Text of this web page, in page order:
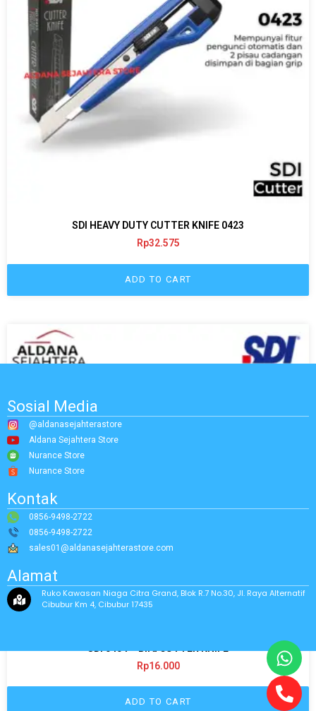
SDI HEAVY DUTY CUTTER KNIFE 0423
Rp32.575
ADD TO CART
Rp16.000
ADD TO CART
Sosial Media
@aldanasejahterastore
Aldana Sejahtera Store
Nurance Store
Nurance Store
Kontak
0856-9498-2722
0856-9498-2722
sales01@aldanasejahterastore.com
Alamat
Ruko Kawasan Niaga Citra Grand, Blok R.7 No.30, Jl. Raya Alternatif
Cibubur Km 4, Cibubur 17435